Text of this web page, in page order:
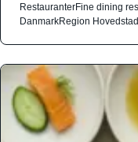
RestauranterFine dining
DanmarkRegion